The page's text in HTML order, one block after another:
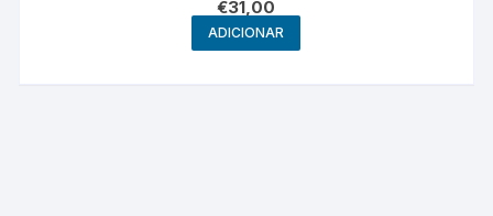
€31,00
ADICIONAR